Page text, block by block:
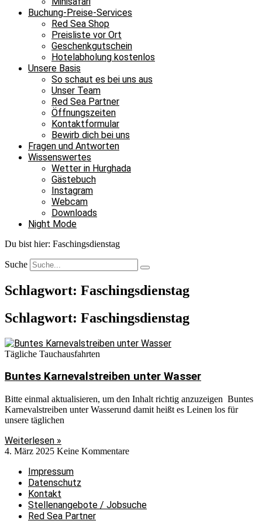
Buchung-Preise-Services
Red Sea Shop
Preisliste vor Ort
Geschenkgutschein
Hotelabholung kostenlos
Unsere Basis
So schaut es bei uns aus
Unser Team
Red Sea Partner
Öffnungszeiten
Kontaktformular
Bewirb dich bei uns
Fragen und Antworten
Wissenswertes
Wetter in Hurghada
Gästebuch
Instagram
Webcam
Downloads
Night Mode
Du bist hier: Faschingsdienstag
Suche
Schlagwort: Faschingsdienstag
Schlagwort: Faschingsdienstag
Tägliche Tauchausfahrten
Buntes Karnevalstreiben unter Wasser
Bitte einmal aktualisieren, um den Inhalt richtig anzuzeigen Buntes
Karnevalstreiben unter Wasserund damit heißt es Leinen los für
unsere täglichen
Weiterlesen »
4. März 2025 Keine Kommentare
Impressum
Datenschutz
Kontakt
Stellenangebote / Jobsuche
Red Sea Partner